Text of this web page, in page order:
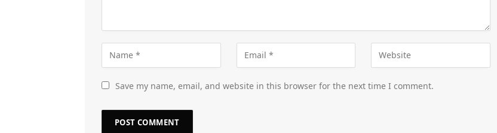
Save my name, email, and website in this browser for the next time I comment.